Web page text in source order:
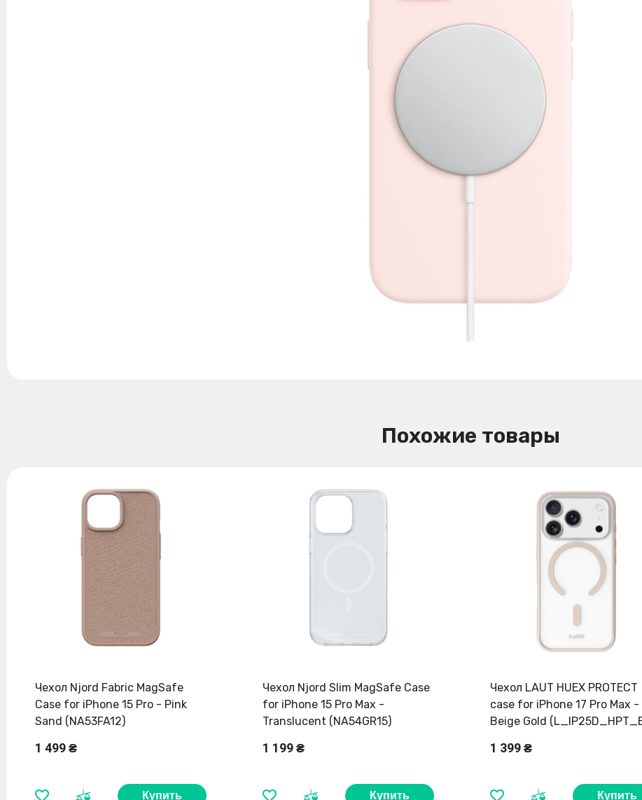
Похожие товары
Чехол Njord Fabric MagSafe
Case for iPhone 15 Pro - Pink
Sand (NA53FA12)
1 499 ₴
Купить
Чехол Njord Slim MagSafe Case
for iPhone 15 Pro Max -
Translucent (NA54GR15)
1 199 ₴
Купить
Чехол LAUT HUEX PROTECT
case for iPhone 17 Pro Max -
Beige Gold
1 399 ₴
Купить